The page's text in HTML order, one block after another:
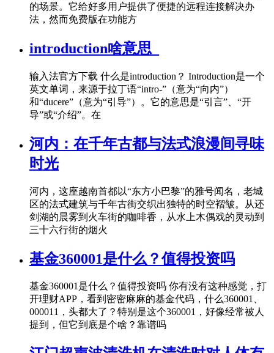
的场景。它给好多用户提供了便捷的远程连接解决办
法，然而免费版在功能方
introduction啥意思_
输入法官方下载 什么是introduction？ Introduction是一个
英文单词，来源于拉丁语“intro-”（意为“向内”）
和“ducere”（意为“引导”）。它的意思是“引言”、“开
导”或“介绍”。在
河内：在千年古都与法式浪漫间寻味
时光
河内，这座越南首都以“东方小巴黎”的雅号闻名，老城
区的法式建筑与千年古街交织出独特的时空褶皱。从还
剑湖的晨雾到火车街的咖啡香，从水上木偶戏的灵动到
三十六行街的烟火
基金360001是什么？值得投资吗
基金360001是什么？值得投资吗 你有没有这种感觉，打
开理财APP，看到密密麻麻的基金代码，什么360001、
000011，头都大了？特别是这个360001，好像经常被人
提到，但它到底是个啥？靠谱吗